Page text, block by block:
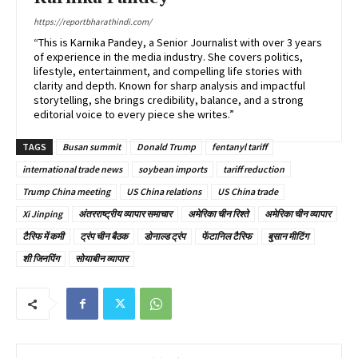
https://reportbharathindi.com/
“This is Karnika Pandey, a Senior Journalist with over 3 years
of experience in the media industry. She covers politics,
lifestyle, entertainment, and compelling life stories with
clarity and depth. Known for sharp analysis and impactful
storytelling, she brings credibility, balance, and a strong
editorial voice to every piece she writes.”
TAGS Busan summit Donald Trump
fentanyl tariff
international trade news
soybean imports
tariff reduction
Trump China meeting
US China relations
US China trade
Xi Jinping
अंतरराष्ट्रीय व्यापार समाचार अमेरिका चीन रिश्ते
अमेरिका चीन व्यापार
टैरिफ में कमी
ट्रंप चीन बैठक डोनाल्ड ट्रंप फेंटानिल टैरिफ
बुसान मीटिंग
शी जिनपिंग
सोयाबीन व्यापार